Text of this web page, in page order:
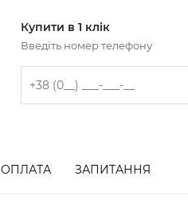
Купити в 1 клік
Введіть номер телефону
ОПЛАТА ЗАПИТАННЯ